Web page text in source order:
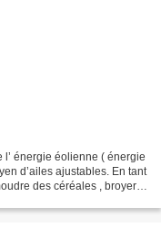
l’ énergie éolienne ( énergie
d’ailes ajustables. En tant
des céréales , broyer,